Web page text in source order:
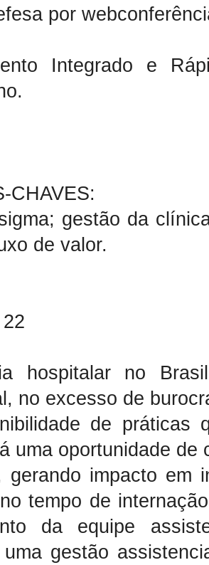
por
Integrado e
CHAVES:
gestão da
de valor.
hospitalar no
no excesso de
de práticas
uma oportunidade
gerando impacto em
tempo de
da equipe
uma gestão